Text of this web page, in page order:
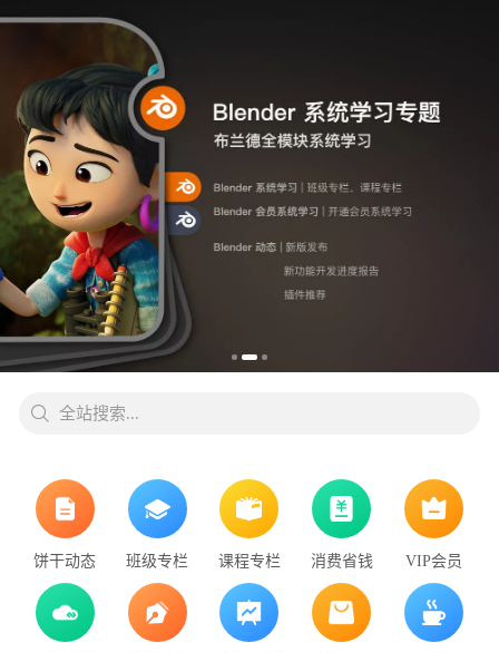
全站搜索...
饼干动态 班级专栏 课程专栏 消费省钱 VIP会员